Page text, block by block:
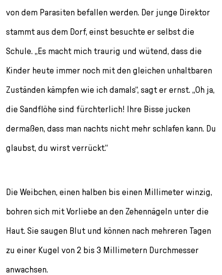
von dem Parasiten befallen werden. Der junge Direktor
stammt aus dem Dorf, einst besuchte er selbst die
Schule. „Es macht mich traurig und wütend, dass die
Kinder heute immer noch mit den gleichen unhaltbaren
Zuständen kämpfen wie ich damals“, sagt er ernst. „Oh ja,
die Sandflöhe sind fürchterlich! Ihre Bisse jucken
dermaßen, dass man nachts nicht mehr schlafen kann. Du
glaubst, du wirst verrückt.“
Die Weibchen, einen halben bis einen Millimeter winzig,
bohren sich mit Vorliebe an den Zehennägeln unter die
Haut. Sie saugen Blut und können nach mehreren Tagen
zu einer Kugel von 2 bis 3 Millimetern Durchmesser
anwachsen.